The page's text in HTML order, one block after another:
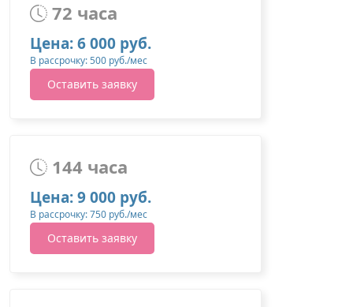
72 часа
Цена: 6 000 руб.
В рассрочку: 500 руб./мес
Оставить заявку
144 часа
Цена: 9 000 руб.
В рассрочку: 750 руб./мес
Оставить заявку